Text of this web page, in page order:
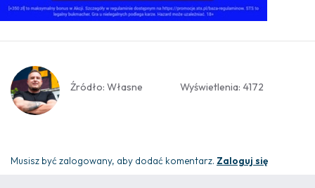
Źródło: Własne Wyświetlenia: 4172
Musisz być zalogowany, aby dodać komentarz. Zaloguj się